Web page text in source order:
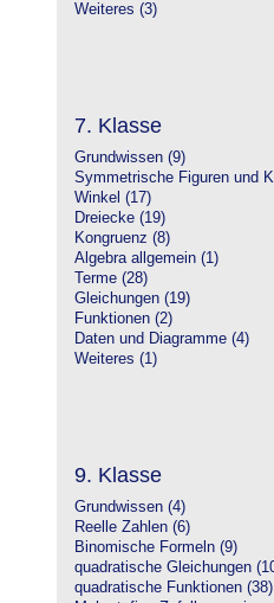
Weiteres (3)
7. Klasse
Grundwissen (9)
Symmetrische Figuren und
Winkel (17)
Dreiecke (19)
Kongruenz (8)
Algebra allgemein (1)
Terme (28)
Gleichungen (19)
Funktionen (2)
Daten und Diagramme (4)
Weiteres (1)
9. Klasse
Grundwissen (4)
Reelle Zahlen (6)
Binomische Formeln (9)
quadratische Gleichungen
quadratische Funktionen (38)